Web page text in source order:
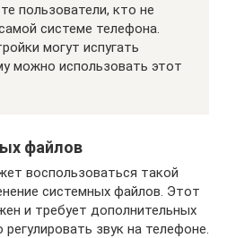
пользователи, кто не
системе телефона.
могут испугать
можно использовать этот
файлов
воспользоваться такой
системных файлов. Этот
и требует дополнительных
звук на телефоне.